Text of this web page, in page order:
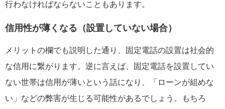
行わなければならないこともあります。
信用性が薄くなる（設置していない場合）
メリットの欄でも説明した通り、固定電話の設置は社会的
な信用に繋がります。逆に言えば、固定電話を設置してい
ない世帯は信用が薄いという話になり、「ローンが組めな
い」などの弊害が生じる可能性があるでしょう。もちろ